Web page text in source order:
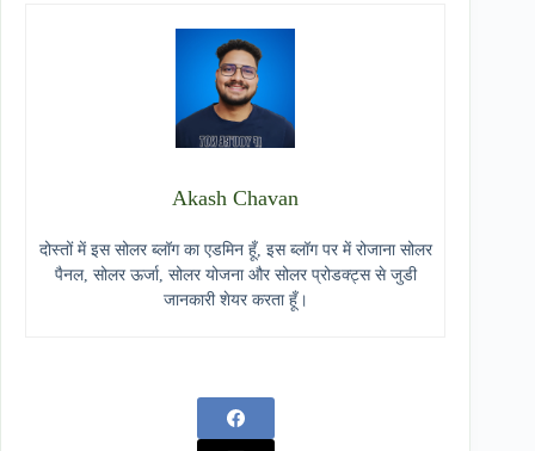
Akash Chavan
दोस्तों में इस सोलर ब्लॉग का एडमिन हूँ, इस ब्लॉग पर में रोजाना सोलर
पैनल, सोलर ऊर्जा, सोलर योजना और सोलर प्रोडक्ट्स से जुडी
जानकारी शेयर करता हूँ।